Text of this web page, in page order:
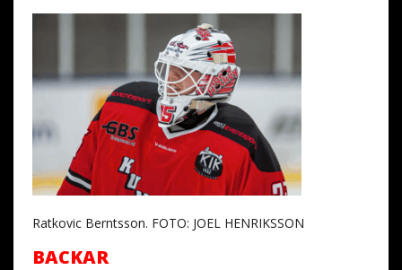
Ratkovic Berntsson. FOTO: JOEL HENRIKSSON
BACKAR